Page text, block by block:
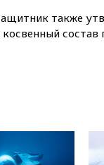
также
состав